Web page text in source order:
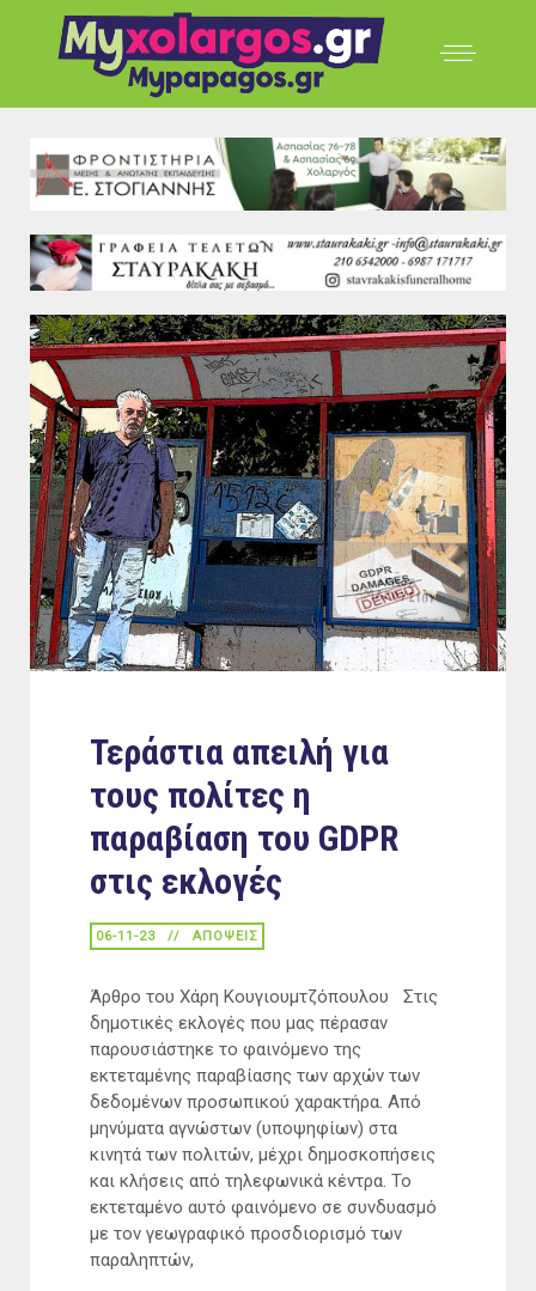
Τεράστια απειλή για
τους πολίτες η
παραβίαση του GDPR
στις εκλογές
06-11-23 ΑΠΟΨΕΙΣ
Άρθρο του Χάρη Κουγιουμτζόπουλου Στις
δημοτικές εκλογές που μας πέρασαν
παρουσιάστηκε το φαινόμενο της
εκτεταμένης παραβίασης των αρχών των
δεδομένων προσωπικού χαρακτήρα. Από
μηνύματα αγνώστων (υποψηφίων) στα
κινητά των πολιτών, μέχρι δημοσκοπήσεις
και κλήσεις από τηλεφωνικά κέντρα. Το
εκτεταμένο αυτό φαινόμενο σε συνδυασμό
με τον γεωγραφικό προσδιορισμό των
παραληπτών,